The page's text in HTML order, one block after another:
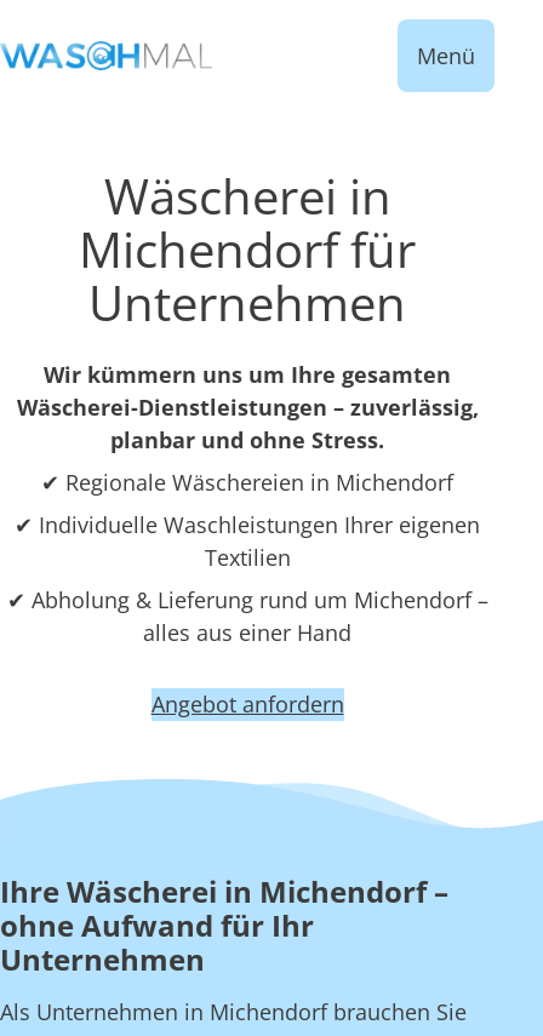
Menü
Wäscherei in
Michendorf für
Unternehmen
Wir kümmern uns um Ihre gesamten
Wäscherei-Dienstleistungen – zuverlässig,
planbar und ohne Stress.
✔ Regionale Wäschereien in Michendorf
✔ Individuelle Waschleistungen Ihrer eigenen
Textilien
✔ Abholung & Lieferung rund um Michendorf –
alles aus einer Hand
Angebot anfordern
Ihre Wäscherei in Michendorf –
ohne Aufwand für Ihr
Unternehmen
Als Unternehmen in Michendorf brauchen Sie